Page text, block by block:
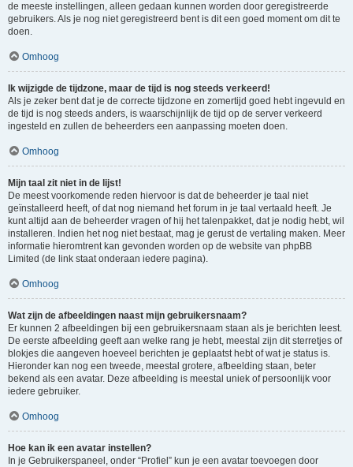
de meeste instellingen, alleen gedaan kunnen worden door geregistreerde
gebruikers. Als je nog niet geregistreerd bent is dit een goed moment om dit te
doen.
Omhoog
Ik wijzigde de tijdzone, maar de tijd is nog steeds verkeerd!
Als je zeker bent dat je de correcte tijdzone en zomertijd goed hebt ingevuld en
de tijd is nog steeds anders, is waarschijnlijk de tijd op de server verkeerd
ingesteld en zullen de beheerders een aanpassing moeten doen.
Omhoog
Mijn taal zit niet in de lijst!
De meest voorkomende reden hiervoor is dat de beheerder je taal niet
geïnstalleerd heeft, of dat nog niemand het forum in je taal vertaald heeft. Je
kunt altijd aan de beheerder vragen of hij het talenpakket, dat je nodig hebt, wil
installeren. Indien het nog niet bestaat, mag je gerust de vertaling maken. Meer
informatie hieromtrent kan gevonden worden op de website van phpBB
Limited (de link staat onderaan iedere pagina).
Omhoog
Wat zijn de afbeeldingen naast mijn gebruikersnaam?
Er kunnen 2 afbeeldingen bij een gebruikersnaam staan als je berichten leest.
De eerste afbeelding geeft aan welke rang je hebt, meestal zijn dit sterretjes of
blokjes die aangeven hoeveel berichten je geplaatst hebt of wat je status is.
Hieronder kan nog een tweede, meestal grotere, afbeelding staan, beter
bekend als een avatar. Deze afbeelding is meestal uniek of persoonlijk voor
iedere gebruiker.
Omhoog
Hoe kan ik een avatar instellen?
In je Gebruikerspaneel, onder “Profiel” kun je een avatar toevoegen door